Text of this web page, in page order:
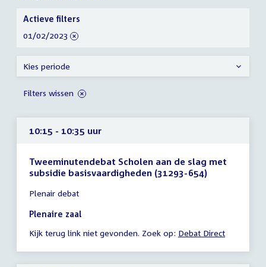
10:15 - 10:35 uur
Tweeminutendebat Scholen aan de slag met
subsidie basisvaardigheden (31293-654)
vergadering
10:15
10:35
Plenair debat
Plenaire zaal
Kijk terug link niet gevonden. Zoek op: Debat Direct
Verfijn
uw
resultaten
Actieve filters
verwijder
01/02/2023
Kies periode
Filters wissen